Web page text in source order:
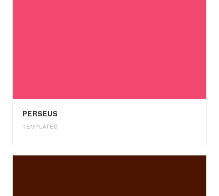
PERSEUS
TEMPLATES